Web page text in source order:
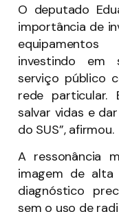
O deputado
importância de
investindo em
serviço público
rede particular.
salvar vidas e
do SUS”, afirmou.
A ressonância
imagem de alta
diagnóstico
sem o uso de